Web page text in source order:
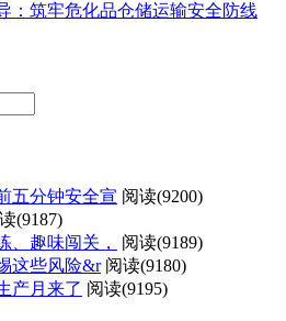
：筑牢危化品仓储运输安全防线
五分钟安全宣 阅读(9200)
(9187)
、趣味闯关，
阅读(9189)
这些风险&r 阅读(9180)
产月来了 阅读(9195)